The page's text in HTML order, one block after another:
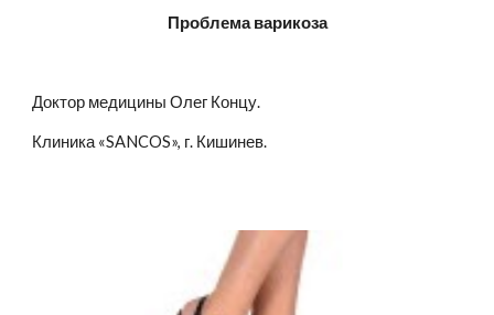
Проблема варикоза
Доктор медицины Олег Концу.
Клиника «SANCOS», г. Кишинев.